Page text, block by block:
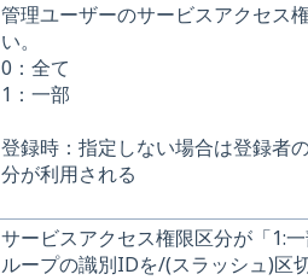
管理ユーザーのサービスアクセス
い。
0：全て
1：一部
登録時：指定しない場合は登録者
分が利用される
サービスアクセス権限区分が「1:
ループの識別IDを/(スラッシュ)区